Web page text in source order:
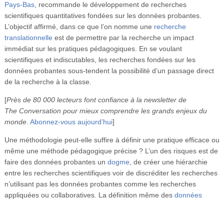
Pays-Bas, recommande le développement de recherches
scientifiques quantitatives fondées sur les données probantes.
L’objectif affirmé, dans ce que l’on nomme une recherche
translationnelle est de permettre par la recherche un impact
immédiat sur les pratiques pédagogiques. En se voulant
scientifiques et indiscutables, les recherches fondées sur les
données probantes sous-tendent la possibilité d’un passage direct
de la recherche à la classe.
[Près de 80 000 lecteurs font confiance à la newsletter de
The Conversation pour mieux comprendre les grands enjeux du
monde. Abonnez-vous aujourd’hui]
Une méthodologie peut-elle suffire à définir une pratique efficace ou
même une méthode pédagogique précise ? L’un des risques est de
faire des données probantes un dogme , de créer une hiérarchie
entre les recherches scientifiques voir de discréditer les recherches
n’utilisant pas les données probantes comme les recherches
appliquées ou collaboratives. La définition même des données